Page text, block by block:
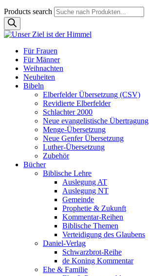
Products search
Für Frauen
Für Männer
Weihnachten
Neuheiten
Bibeln
Elberfelder Übersetzung (CSV)
Revidierte Elberfelder
Schlachter 2000
Neue evangelistische Übertragung
Menge-Übersetzung
Neue Genfer Übersetzung
Luther-Übersetzung
Zubehör
Bücher
Biblische Lehre
Auslegung AT
Auslegung NT
Gemeinde
Prophetie & Zukunft
Kommentar-Reihen
Biblische Themen
Verteidigung des Glaubens
Daniel-Verlag
Schwarzbrot-Reihe
de Koning Kommentar
Ehe & Familie